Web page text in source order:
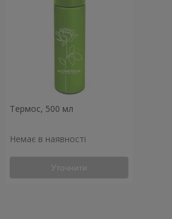
Термос, 500 мл
Немає в наявності
Уточнити